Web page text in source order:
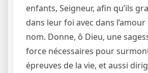
enfants, Seigneur, afin qu’ils
dans leur foi avec dans
nom. Donne, ô Dieu, une
force nécessaires pour
épreuves de la vie, et aussi